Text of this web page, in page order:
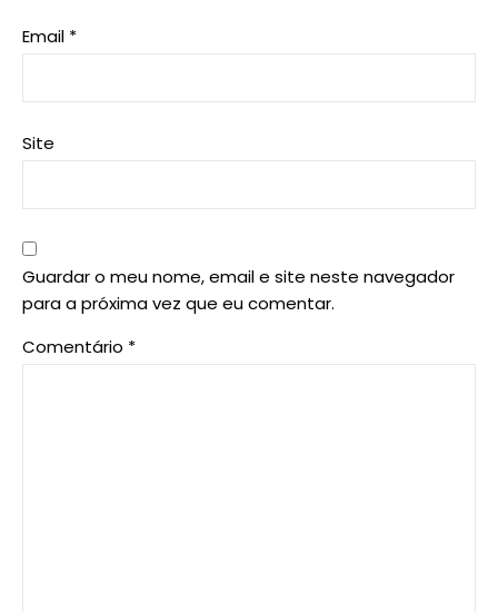
Email *
Site
Guardar o meu nome, email e site neste navegador
para a próxima vez que eu comentar.
Comentário *